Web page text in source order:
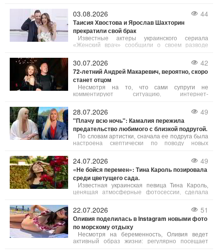
эфир, просыпаться перед рассветом,
готовиться к выпускам новостей и заниматься
тем, что я люблю уже много лет», — поделилась
Соломия.
03.08.2026 44
Таисия Хвостова и Ярослав Шахторин
прекратили свой брак
Известные актеры украинского сериала
«Женский врач» сообщили о своем разводе
30.07.2026 42
72-летний Андрей Макаревич, вероятно, скоро
станет отцом
Несмотря на то, что сами супруги не
комментируют ситуацию, интернет-
музыканта, киевская журналистка Эйнат Кляйн,
по слухам, беременна, что будет означать
пятое дитя в семье Андрея Макаревича.
28.07.2026 49
"Плачу всю ночь": Камалия пережила
предательство любимого с близкой подругой.
По словам артистки, сначала ее подруга была
настроена скептически по поводу новых
советовала ей прекратить общение с этим
мужчиной. Однако потом сама подруга
обратилась к нему за помощью.
24.07.2026 49
«Не бойся перемен»: Тина Кароль позировала
среди цветущего сада.
Известная украинская певица Тина Кароль,
ценящая атмосферные фотосессии, сделала
Артистка задумалась о том, что означает успех
и на чем он базируется.
22.07.2026 51
Оливия поделилась в Instagram новыми фото
по морскому отдыху
Несмотря на беременность, Оливия ведет
активный образ жизни: регулярно посещает